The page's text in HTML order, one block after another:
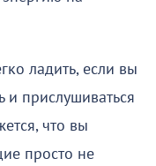
ладить, если вы
и прислушиваться
что вы
просто не